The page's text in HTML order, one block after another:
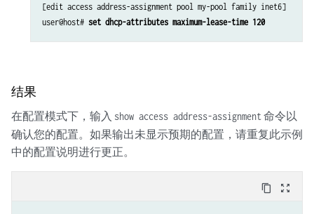
[edit access address-assignment pool my-pool family inet6]
user@host# set dhcp-attributes maximum-lease-time 120
结果
在配置模式下，输入 show access address-assignment命令以
确认您的配置。如果输出未显示预期的配置，请重复此示例
中的配置说明进行更正。
content_copy zoom_out_map